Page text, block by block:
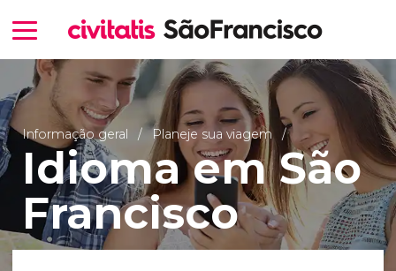
Informação geral Planeje sua viagem
Idioma em São
Francisco